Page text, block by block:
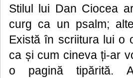
Stilul lui Dan Ciocea
curg ca un psalm;
Există în scriitura lui o
ca și cum cineva ți-ar
o pagină tipărită.